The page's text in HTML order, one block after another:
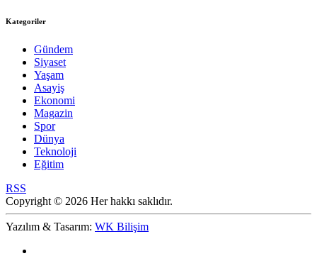
Kategoriler
Gündem
Siyaset
Yaşam
Asayiş
Ekonomi
Magazin
Spor
Dünya
Teknoloji
Eğitim
RSS
Copyright © 2026 Her hakkı saklıdır.
Yazılım & Tasarım: WK Bilişim